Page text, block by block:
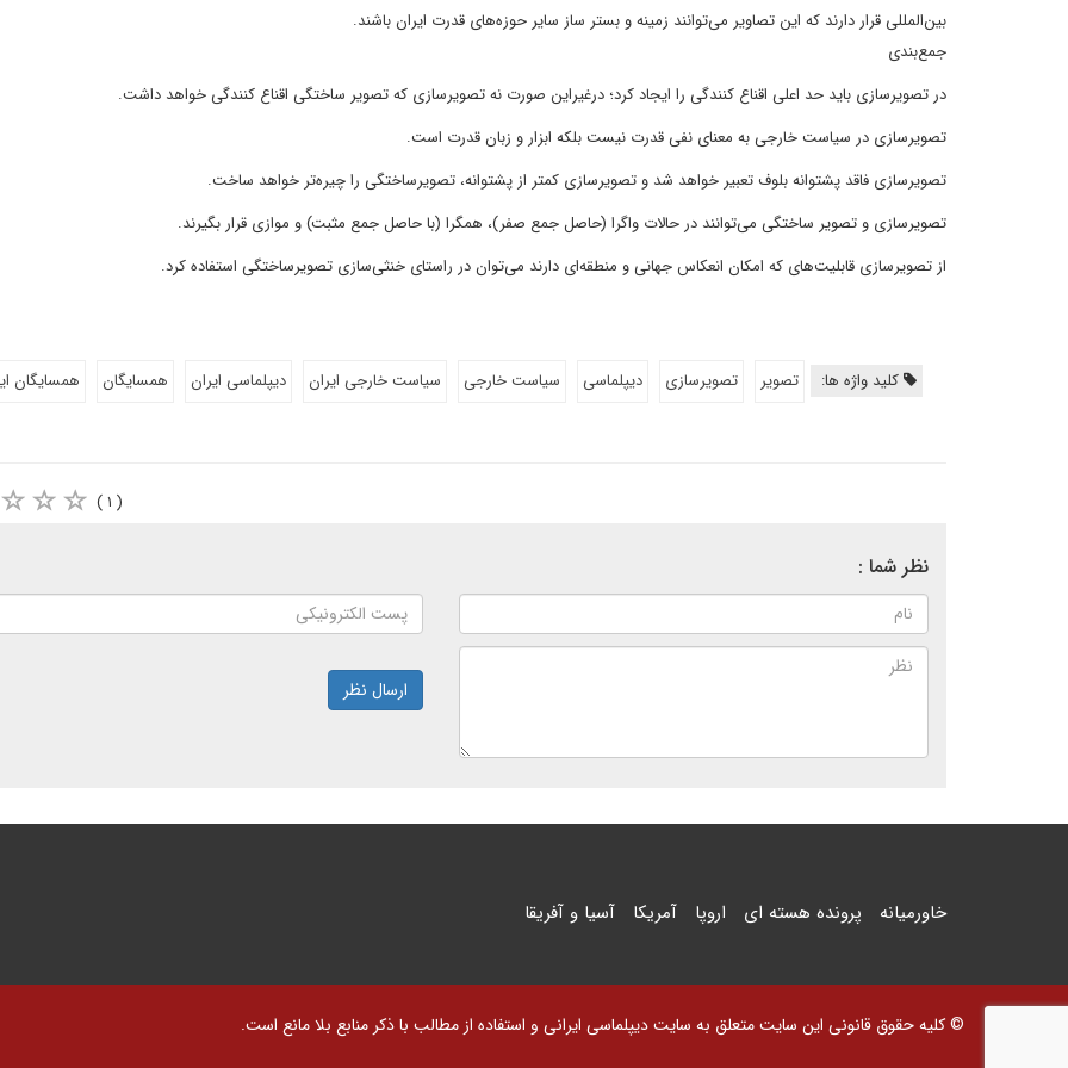
بین‌المللی قرار دارند که این تصاویر می‌توانند زمینه و بستر ساز سایر حوزه‌های قدرت ایران باشند.
جمع‌بندی
در تصویر‌سازی باید حد اعلی اقناع کنندگی را ایجاد کرد؛ درغیراین صورت نه تصویرسازی که تصویر ساختگی اقناع کنندگی خواهد داشت.
تصویرسازی در سیاست خارجی به معنای نفی قدرت نیست بلکه ابزار و زبان قدرت است.
تصویرسازی فاقد پشتوانه بلوف تعبیر خواهد شد و تصویرسازی کمتر از پشتوانه، تصویرساختگی را چیره‌تر خواهد ساخت.
تصویر‌سازی و تصویر ساختگی می‌توانند در حالات واگرا (حاصل جمع صفر)، همگرا (با حاصل جمع مثبت) و موازی قرار بگیرند.
از تصویرسازی قابلیت‌های که امکان انعکاس جهانی و منطقه‌ای دارند می‌توان در راستای خنثی‌سازی تصویرساختگی استفاده کرد.
کلید واژه ها: تصویر تصویرسازی دیپلماسی سیاست خارجی سیاست خارجی ایران دیپلماسی ایران همسایگان همسایگان
( ۱ )
نظر شما :
ارسال نظر
خاورمیانه پرونده هسته ای اروپا آمریکا آسیا و آفریقا
© کلیه حقوق قانونی این سایت متعلق به سایت دیپلماسی ایرانی و استفاده از مطالب با ذکر منابع بلا مانع است.